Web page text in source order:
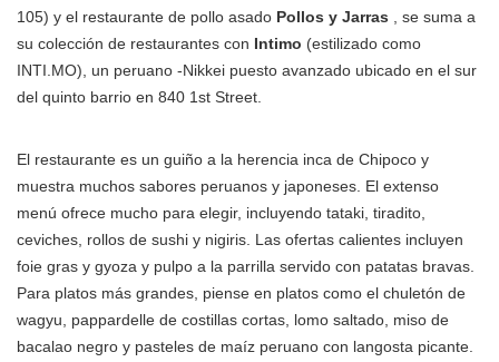
105) y el restaurante de pollo asado Pollos y Jarras , se suma a
su colección de restaurantes con Intimo (estilizado como
INTI.MO), un peruano -Nikkei puesto avanzado ubicado en el sur
del quinto barrio en 840 1st Street.
El restaurante es un guiño a la herencia inca de Chipoco y
muestra muchos sabores peruanos y japoneses. El extenso
menú ofrece mucho para elegir, incluyendo tataki, tiradito,
ceviches, rollos de sushi y nigiris. Las ofertas calientes incluyen
foie gras y gyoza y pulpo a la parrilla servido con patatas bravas.
Para platos más grandes, piense en platos como el chuletón de
wagyu, pappardelle de costillas cortas, lomo saltado, miso de
bacalao negro y pasteles de maíz peruano con langosta picante.